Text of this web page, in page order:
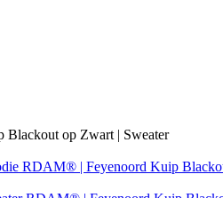
op Zwart | Sweater
RDAM® | Feyenoord Kuip